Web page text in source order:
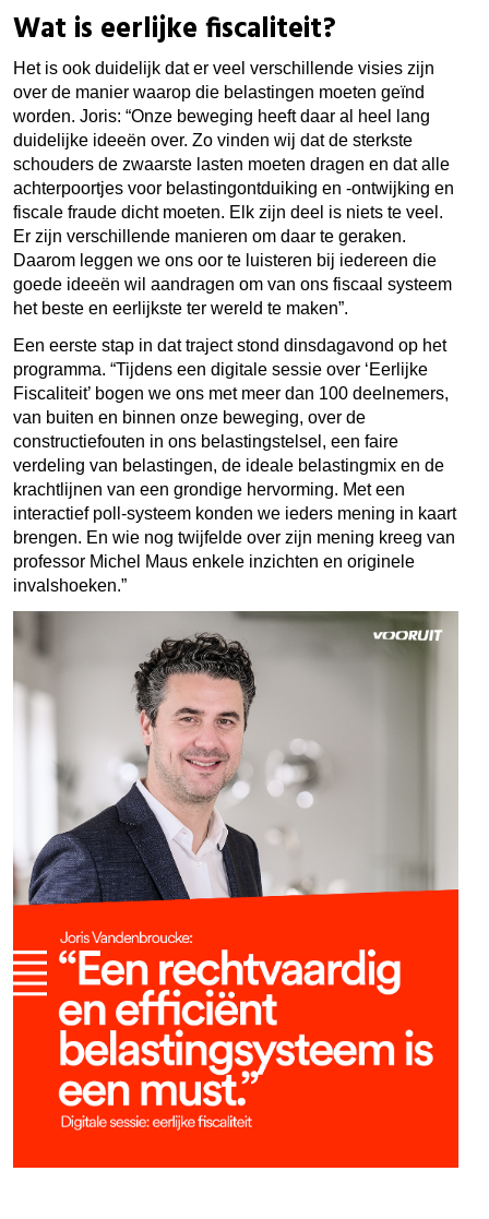
Wat is eerlijke fiscaliteit?
Het is ook duidelijk dat er veel verschillende visies zijn
over de manier waarop die belastingen moeten geïnd
worden. Joris: “Onze beweging heeft daar al heel lang
duidelijke ideeën over. Zo vinden wij dat de sterkste
schouders de zwaarste lasten moeten dragen en dat alle
achterpoortjes voor belastingontduiking en -ontwijking en
fiscale fraude dicht moeten. Elk zijn deel is niets te veel.
Er zijn verschillende manieren om daar te geraken.
Daarom leggen we ons oor te luisteren bij iedereen die
goede ideeën wil aandragen om van ons fiscaal systeem
het beste en eerlijkste ter wereld te maken”.
Een eerste stap in dat traject stond dinsdagavond op het
programma. “Tijdens een digitale sessie over ‘Eerlijke
Fiscaliteit’ bogen we ons met meer dan 100 deelnemers,
van buiten en binnen onze beweging, over de
constructiefouten in ons belastingstelsel, een faire
verdeling van belastingen, de ideale belastingmix en de
krachtlijnen van een grondige hervorming. Met een
interactief poll-systeem konden we ieders mening in kaart
brengen. En wie nog twijfelde over zijn mening kreeg van
professor Michel Maus enkele inzichten en originele
invalshoeken.”